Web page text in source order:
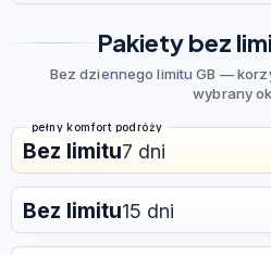
Pakiety bez
Bez dziennego limitu GB —
wybrany
pełny komfort podróży
Bez limitu7 dni
Bez limitu15 dni